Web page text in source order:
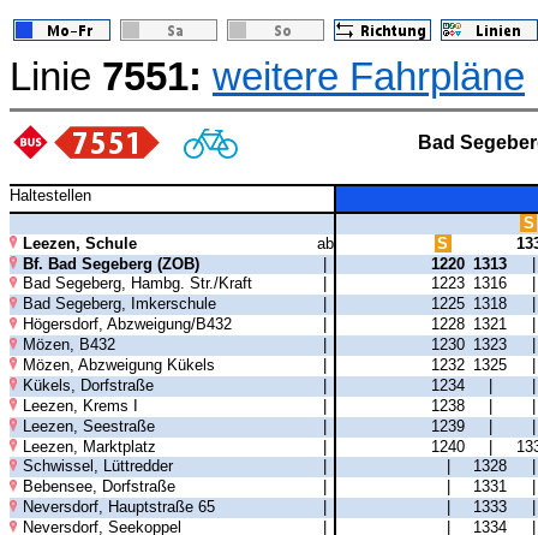
Linie 7551: weitere Fahrpläne
Bad
Haltestellen
S
Leezen, Schule
ab S
Bf. Bad Segeberg (ZOB)
| 1220 1313
Bad Segeberg, Hambg. Str./Kraft
1223 1316
Bad Segeberg, Imkerschule
1225 1318
Högersdorf, Abzweigung/B432
1228 1321
Mözen, B432
1230 1323
Mözen, Abzweigung Kükels
1232 1325
Kükels, Dorfstraße
1234
Leezen, Krems I
1238
Leezen, Seestraße
| 1239 |
Leezen, Marktplatz
| 1240 |
Schwissel, Lüttredder
1328
Bebensee, Dorfstraße
1331
Neversdorf, Hauptstraße 65
1333
Neversdorf, Seekoppel
1334